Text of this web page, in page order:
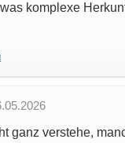
komplexe
ganz verstehe,